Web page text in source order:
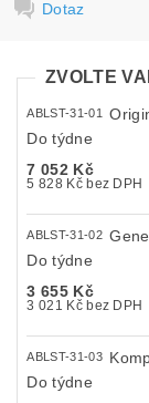
Dotaz
ZVOLTE
ABLST-31-01
Do týdne
7 052 Kč
5 828 Kč bez DPH
ABLST-31-02
Do týdne
3 655 Kč
3 021 Kč bez DPH
ABLST-31-03
Do týdne